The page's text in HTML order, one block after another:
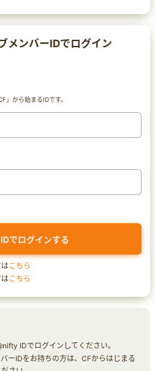
メンバーIDでログイン
」から始まるIDです。
はこちら
はこちら
IDでログインしてください。
ーIDをお持ちの方は、CFからはじまる